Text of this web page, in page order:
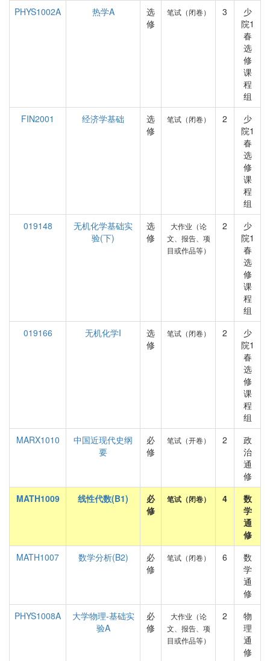
PHYS1002A 热学A
选
修
笔试（闭卷） 3
少
院1
春
选
修
课
程
组
FIN2001
经济学基础
选
修
笔试（闭卷） 2
少
院1
春
选
修
课
程
组
019148
无机化学基础实
验(下)
选
修
大作业（论
文、报告、项
目或作品等）
2
少
院1
春
选
修
课
程
组
019166
无机化学I
选
修
笔试（闭卷） 2
少
院1
春
选
修
课
程
组
MARX1010
中国近现代史纲
要
必
修
笔试（开卷） 2
政
治
通
修
MATH1009
线性代数(B1)
必
修
笔试（闭卷） 4
数
学
通
修
MATH1007
数学分析(B2)
必
修
笔试（闭卷） 6
数
学
通
修
PHYS1008A
大学物理-基础实
验A
必
修
大作业（论
文、报告、项
目或作品等）
2
物
理
通
修